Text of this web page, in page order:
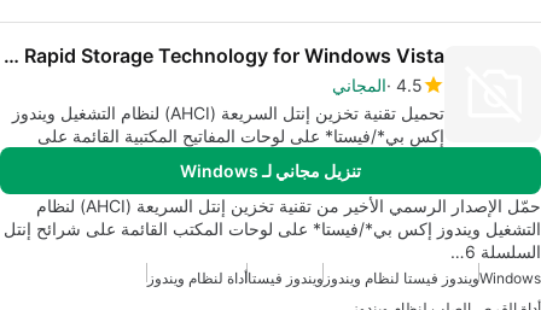
Intel Rapid Storage Technology for Windows Vista
4.5 المجاني
تحميل تقنية تخزين إنتل السريعة (AHCI) لنظام التشغيل ويندوز
إكس بي*/فيستا* على لوحات المفاتيح المكتبية القائمة على
مجموعة شرائح إنتل السلسلة 6.
تنزيل مجاني لـ Windows
حمّل الإصدار الرسمي الأخير من تقنية تخزين إنتل السريعة (AHCI) لنظام
التشغيل ويندوز إكس بي*/فيستا* على لوحات المكتب القائمة على شرائح إنتل
السلسلة 6…
Windowsويندوز فيستا لنظام ويندوز ويندوز فيستاأداة لنظام ويندوز